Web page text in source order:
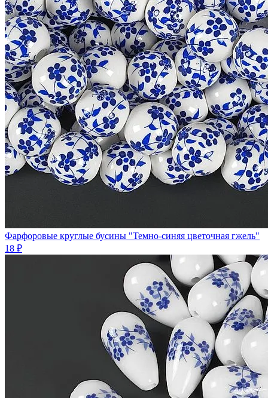
Фарфоровые круглые бусины "Темно-синяя цветочная гжель"
18 ₽